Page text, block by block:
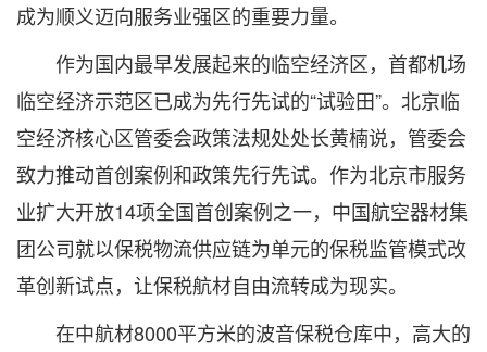
成为顺义迈向服务业强区的重要力量。
作为国内最早发展起来的临空经济区，首都机场
临空经济示范区已成为先行先试的“试验田”。北京临
空经济核心区管委会政策法规处处长黄楠说，管委会
致力推动首创案例和政策先行先试。作为北京市服务
业扩大开放14项全国首创案例之一，中国航空器材集
团公司就以保税物流供应链为单元的保税监管模式改
革创新试点，让保税航材自由流转成为现实。
在中航材8000平方米的波音保税仓库中，高大的